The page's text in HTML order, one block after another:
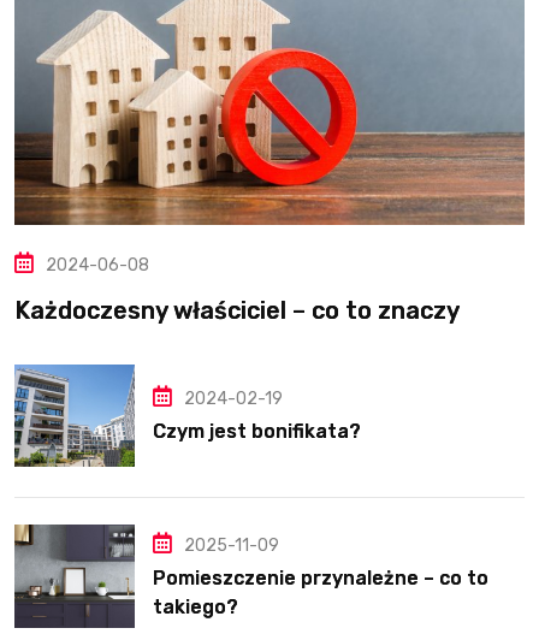
2024-06-08
Każdoczesny właściciel – co to znaczy
2024-02-19
Czym jest bonifikata?
2025-11-09
Pomieszczenie przynależne – co to
takiego?